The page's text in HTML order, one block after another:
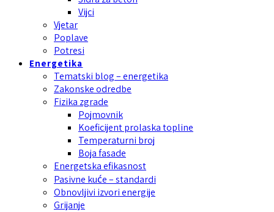
Vijci
Vjetar
Poplave
Potresi
Energetika
Tematski blog – energetika
Zakonske odredbe
Fizika zgrade
Pojmovnik
Koeficijent prolaska topline
Temperaturni broj
Boja fasade
Energetska efikasnost
Pasivne kuće – standardi
Obnovljivi izvori energije
Grijanje